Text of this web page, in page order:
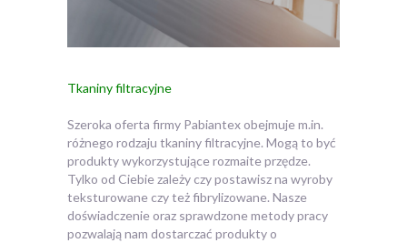
Tkaniny filtracyjne
Szeroka oferta firmy Pabiantex obejmuje m.in.
różnego rodzaju tkaniny filtracyjne. Mogą to być
produkty wykorzystujące rozmaite przędze.
Tylko od Ciebie zależy czy postawisz na wyroby
teksturowane czy też fibrylizowane. Nasze
doświadczenie oraz sprawdzone metody pracy
pozwalają nam dostarczać produkty o